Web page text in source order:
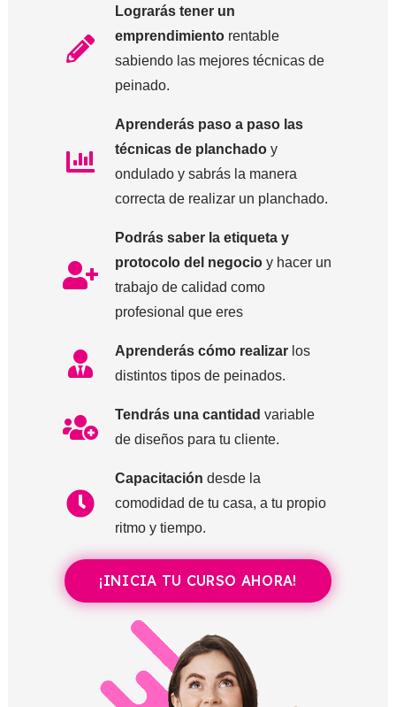
Lograrás tener un
emprendimientorentable
sabiendo las mejores técnicas de
peinado.
Aprenderás paso a paso las
técnicas de planchadoy
ondulado y sabrás la manera
correcta de realizar un planchado.
Podrás saber la etiqueta y
protocolo del negocioy hacer un
trabajo de calidad como
profesional que eres
Aprenderás cómo realizarlos
distintos tipos de peinados.
Tendrás una cantidad variable
de diseños para tu cliente.
Capacitación desde la
comodidad de tu casa, a tu propio
ritmo y tiempo.
¡INICIA TU CURSO AHORA!